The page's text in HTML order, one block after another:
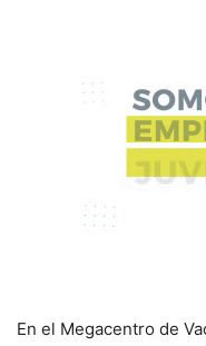
En el Megacentro de